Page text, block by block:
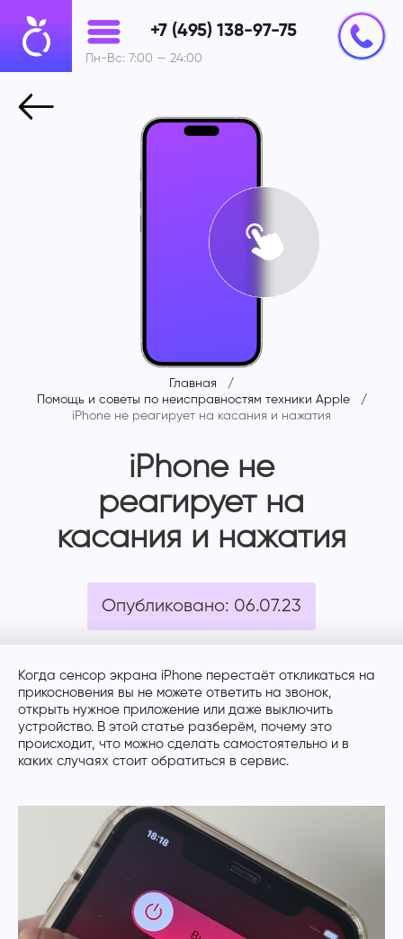
+7 (495) 138-97-75
Пн-Вс: 7:00 — 24:00
Главная
Помощь и советы по неисправностям техники Apple
iPhone не реагирует на касания и нажатия
iPhone не
реагирует на
касания и нажатия
Опубликовано: 06.07.23
Когда сенсор экрана iPhone перестаёт откликаться на
прикосновения вы не можете ответить на звонок,
открыть нужное приложение или даже выключить
устройство. В этой статье разберём, почему это
происходит, что можно сделать самостоятельно и в
каких случаях стоит обратиться в сервис.